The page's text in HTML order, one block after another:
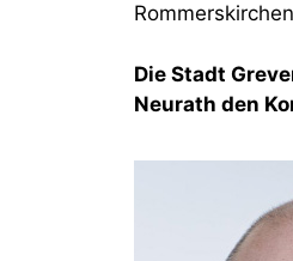
Die Stadt
Neurath den